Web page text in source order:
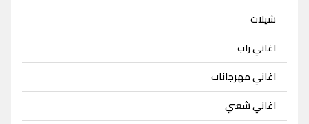
شيلات
اغاني راب
اغاني مهرجانات
اغاني شعبي